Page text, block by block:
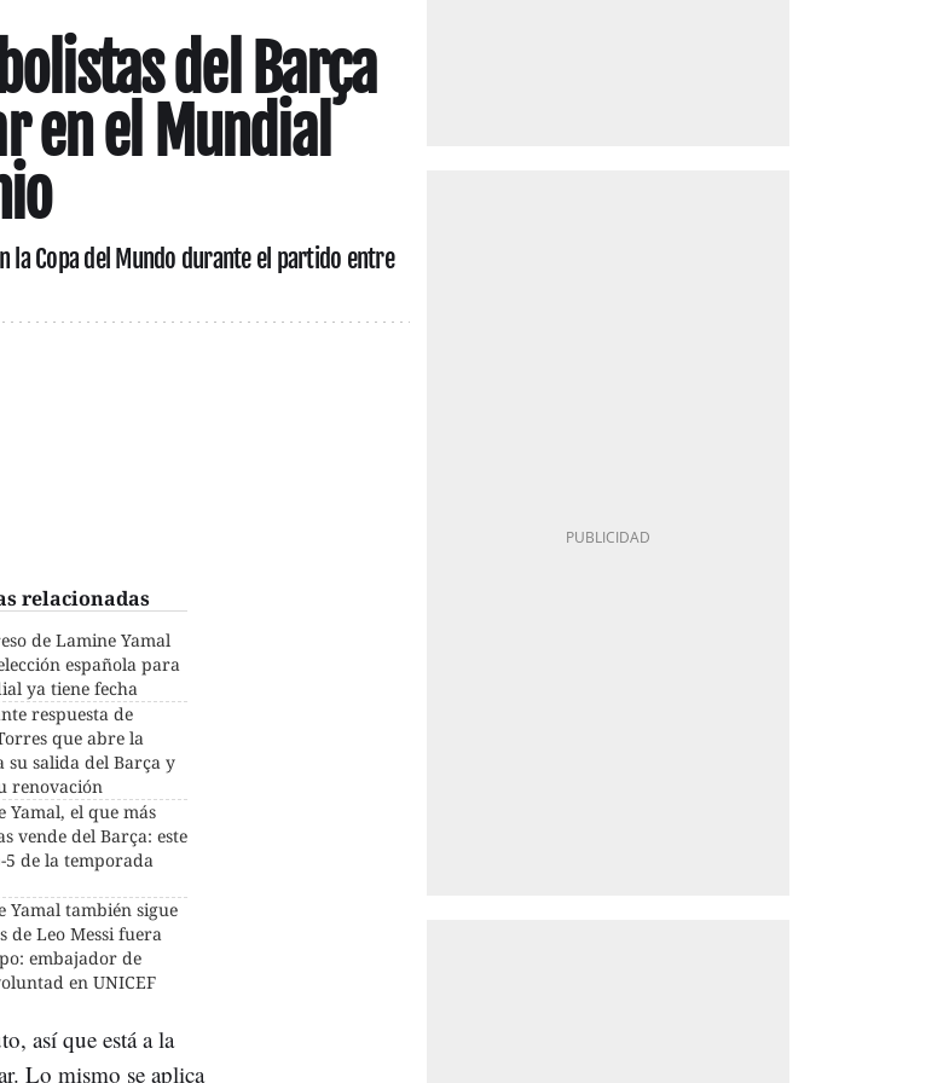
del Barça
en el Mundial
la Copa del Mundo durante el partido entre
relacionadas
de Lamine Yamal
española para
ya tiene fecha
respuesta de
que abre la
su salida del Barça y
renovación
Yamal, el que más
vende del Barça: este
5 de la temporada
Yamal también sigue
de Leo Messi fuera
embajador de
en UNICEF
así que está a la
Lo mismo se aplica